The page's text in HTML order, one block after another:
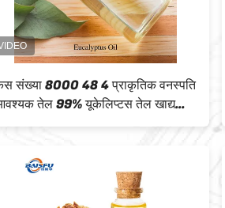
CAS 8015-64-3 प्राकृतिक वनस्पति
आवश्यक तेल चिकित्सा कच्चे माल के लिए
एंजेलिका आवश्यक तेल